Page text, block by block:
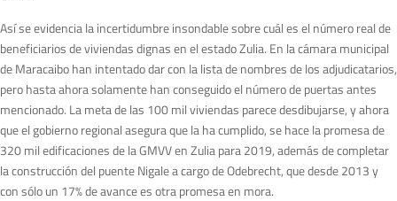
Así se evidencia la incertidumbre insondable sobre cuál es el número real de
beneficiarios de viviendas dignas en el estado Zulia. En la cámara municipal
de Maracaibo han intentado dar con la lista de nombres de los adjudicatarios,
pero hasta ahora solamente han conseguido el número de puertas antes
mencionado. La meta de las 100 mil viviendas parece desdibujarse, y ahora
que el gobierno regional asegura que la ha cumplido, se hace la promesa de
320 mil edificaciones de la GMVV en Zulia para 2019, además de completar
la construcción del puente Nigale a cargo de Odebrecht, que desde 2013 y
con sólo un 17% de avance es otra promesa en mora.